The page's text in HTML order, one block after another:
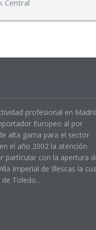
Central
profesional en
Europeo al por
alta gama para el sector
el año 2002 la atención
particular con la apertura
Imperial de Illescas la
Toledo...